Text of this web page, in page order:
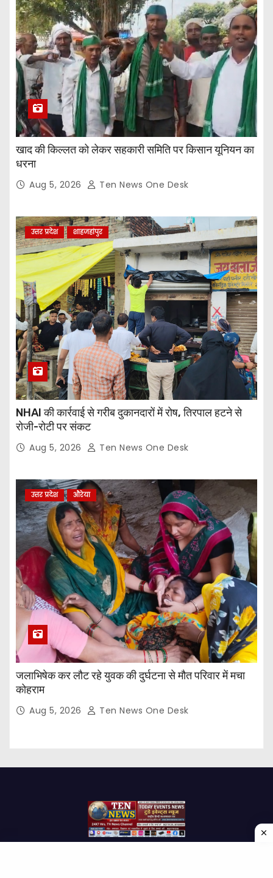
खाद की किल्लत को लेकर सहकारी समिति पर किसान यूनियन का
धरना
Aug 5, 2026 Ten News One Desk
उत्तर प्रदेश शाहजहांपुर
NHAI की कार्रवाई से गरीब दुकानदारों में रोष, तिरपाल हटने से
रोजी-रोटी पर संकट
Aug 5, 2026 Ten News One Desk
उत्तर प्रदेश औरेया
जलाभिषेक कर लौट रहे युवक की दुर्घटना से मौत परिवार में मचा
कोहराम
Aug 5, 2026 Ten News One Desk